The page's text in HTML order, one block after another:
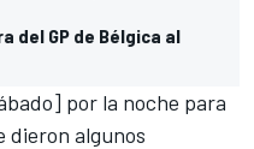
del GP de Bélgica al
por la noche para
dieron algunos